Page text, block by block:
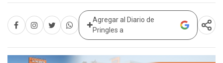
Agregar al Diario de
Pringles a